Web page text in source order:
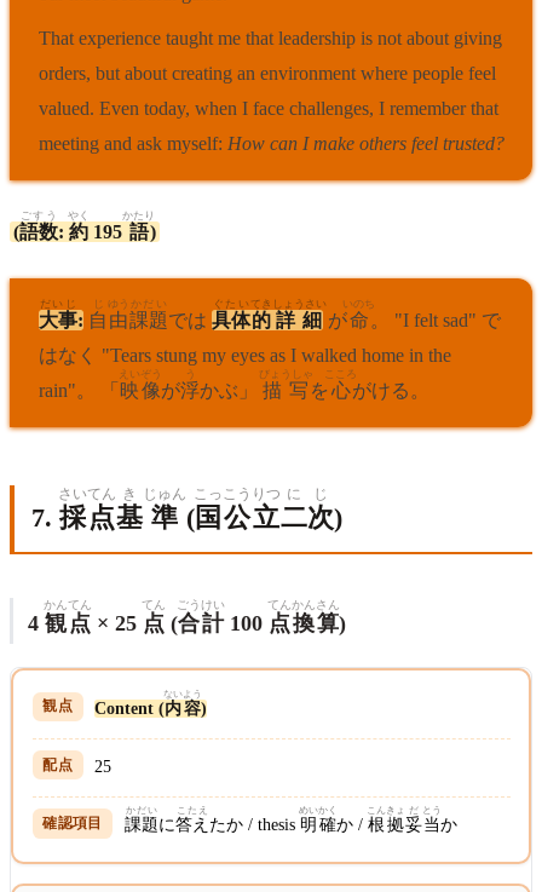
That experience taught me that leadership is not about giving
orders, but about creating an environment where people feel
valued. Even today, when I face challenges, I remember that
meeting and ask myself: How can I make others feel trusted?
(語数
ごすう
: 約
やく
195 語
かたり
)
大事
だいじ
: 自
じ
由
ゆう
課題
かだい
では 具体
ぐたい
的
てき
詳細
しょうさい
が命
いのち
。 "I felt sad" で
はなく "Tears stung my eyes as I walked home in the
rain"。 「 映像
えいぞう
が浮
う
かぶ」 描写
びょうしゃ
を 心
こころ
がける。
7. 採
さい
点
てん
基
き
準
じゅん
(国公立
こっこうりつ
二
に
次
じ
)
4 観
かん
点
てん
× 25 点
てん
(合計
ごうけい
100 点
てん
換算
かんさん
)
Content (内容
ないよう
)
25
課題
かだい
に答え
こたえ
たか / thesis 明確
めいかく
か /根拠
こんきょ
妥
だ
当
とう
か